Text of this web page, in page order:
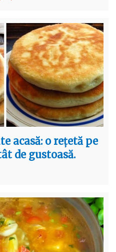
acasă: o rețetă pe
de gustoasă.